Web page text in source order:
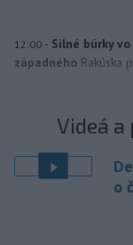
12:00 - Silné búrky
západného Rakúska
Videá a
o